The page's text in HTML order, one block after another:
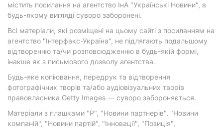
містить посилання на агентство ІнА "Українські Новини", в
будь-якому вигляді суворо заборонені.
Всі матеріали, які розміщені на цьому сайті з посиланням на
агентство "Інтерфакс-Україна", не підлягають подальшому
відтворенню та/чи розповсюдженню в будь-якій формі,
інакше як з письмового дозволу агентства.
Будь-яке копіювання, передрук та відтворення
фотографічних творів та/або аудіовізуальних творів
правовласника Getty Images — суворо забороняється.
Матеріали з плашками "Р", "Новини партнерів", "Новини
компаній", "Новини партій", "Інновації", "Позиція",